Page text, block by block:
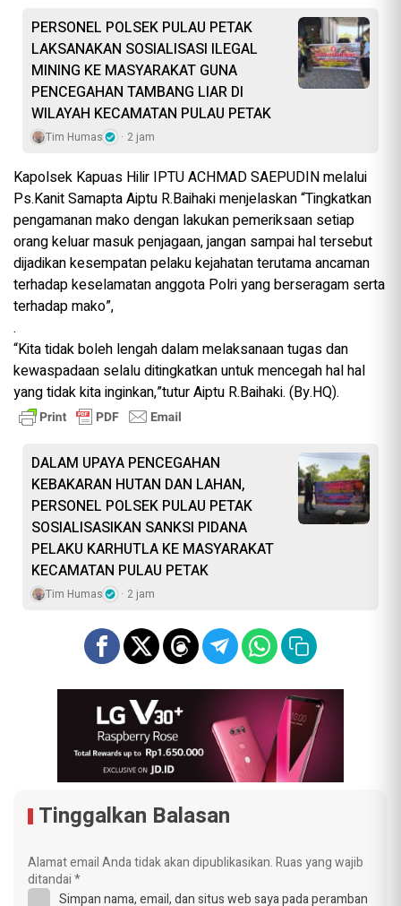
PERSONEL POLSEK PULAU PETAK
LAKSANAKAN SOSIALISASI ILEGAL
MINING KE MASYARAKAT GUNA
PENCEGAHAN TAMBANG LIAR DI
WILAYAH KECAMATAN PULAU PETAK
Tim Humas 2 jam
Kapolsek Kapuas Hilir IPTU ACHMAD SAEPUDIN melalui
Ps.Kanit Samapta Aiptu R.Baihaki menjelaskan “Tingkatkan
pengamanan mako dengan lakukan pemeriksaan setiap
orang keluar masuk penjagaan, jangan sampai hal tersebut
dijadikan kesempatan pelaku kejahatan terutama ancaman
terhadap keselamatan anggota Polri yang berseragam serta
terhadap mako”,
.
“Kita tidak boleh lengah dalam melaksanaan tugas dan
kewaspadaan selalu ditingkatkan untuk mencegah hal hal
yang tidak kita inginkan,”tutur Aiptu R.Baihaki. (By.HQ).
DALAM UPAYA PENCEGAHAN
KEBAKARAN HUTAN DAN LAHAN,
PERSONEL POLSEK PULAU PETAK
SOSIALISASIKAN SANKSI PIDANA
PELAKU KARHUTLA KE MASYARAKAT
KECAMATAN PULAU PETAK
Tim Humas 2 jam
Tinggalkan Balasan
Alamat email Anda tidak akan dipublikasikan.Ruas yang wajib
ditandai*
Simpan nama, email, dan situs web saya pada peramban